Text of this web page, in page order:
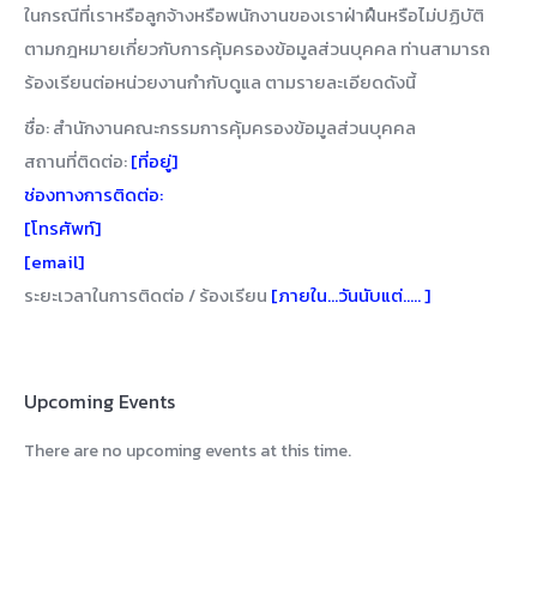
ในกรณีที่เราหรือลูกจ้างหรือพนักงานของเราฝ่าฝืนหรือไม่ปฏิบัติ
ตามกฎหมายเกี่ยวกับการคุ้มครองข้อมูลส่วนบุคคล ท่านสามารถ
ร้องเรียนต่อหน่วยงานกำกับดูแล ตามรายละเอียดดังนี้
ชื่อ: สำนักงานคณะกรรมการคุ้มครองข้อมูลส่วนบุคคล
สถานที่ติดต่อ:[ที่อยู่]
ช่องทางการติดต่อ:
[โทรศัพท์]
[email]
ระยะเวลาในการติดต่อ / ร้องเรียน [ภายใน…วันนับแต่….. ]
Upcoming Events
There are no upcoming events at this time.